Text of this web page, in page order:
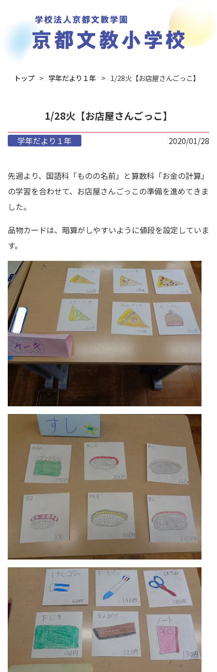
トップ 学年だより１年 1/28火【お店屋さんごっこ】
1/28火【お店屋さんごっこ】
学年だより１年 2020/01/28
先週より、国語科「ものの名前」と算数科「お金の計算」
の学習を合わせて、お店屋さんごっこの準備を進めてきま
した。
品物カードは、暗算がしやすいように値段を設定していま
す。